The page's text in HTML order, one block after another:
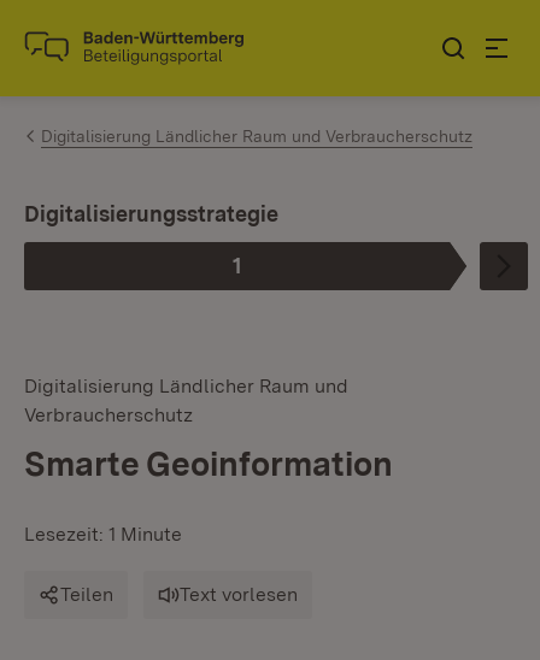
Zum Inhalt springen
Link zur Startseite
Digitalisierung Ländlicher Raum und Verbraucherschutz
Phase
1
:
Digitalisierungsstrategie
Digitalisierung Ländlicher Raum und
Verbraucherschutz
Smarte Geoinformation
Lesezeit: 1 Minute
Teilen Text vorlesen